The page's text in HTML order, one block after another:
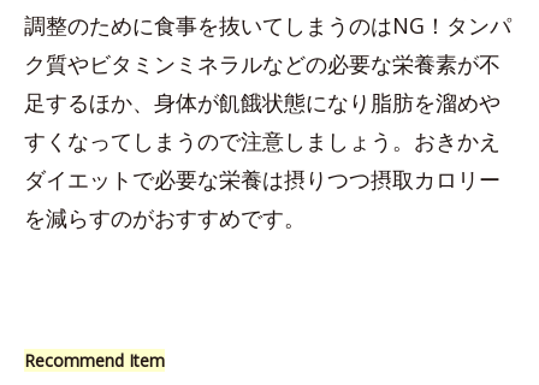
調整のために食事を抜いてしまうのはNG！タンパ
ク質やビタミンミネラルなどの必要な栄養素が不
足するほか、身体が飢餓状態になり脂肪を溜めや
すくなってしまうので注意しましょう。おきかえ
ダイエットで必要な栄養は摂りつつ摂取カロリー
を減らすのがおすすめです。
Recommend Item